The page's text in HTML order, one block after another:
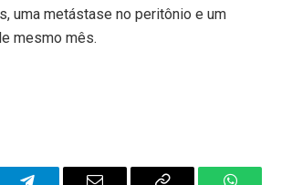
uma metástase no peritônio e um
mesmo mês.